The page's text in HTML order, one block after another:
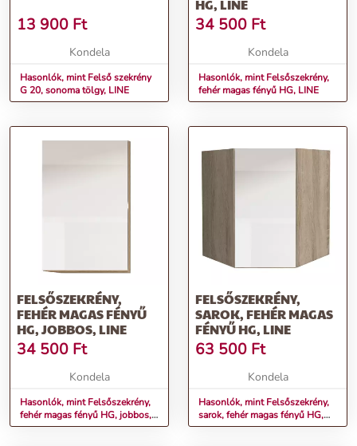
13 900 Ft
Kondela
Hasonlók, mint Felső szekrény
G 20, sonoma tölgy, LINE
HG, LINE
34 500 Ft
Kondela
Hasonlók, mint Felsőszekrény,
fehér magas fényű HG, LINE
FELSŐSZEKRÉNY,
FEHÉR MAGAS FÉNYŰ
HG, JOBBOS, LINE
34 500 Ft
Kondela
Hasonlók, mint Felsőszekrény,
fehér magas fényű HG, jobbos,
LINE
FELSŐSZEKRÉNY,
SAROK, FEHÉR MAGAS
FÉNYŰ HG, LINE
63 500 Ft
Kondela
Hasonlók, mint Felsőszekrény,
sarok, fehér magas fényű HG,
LINE